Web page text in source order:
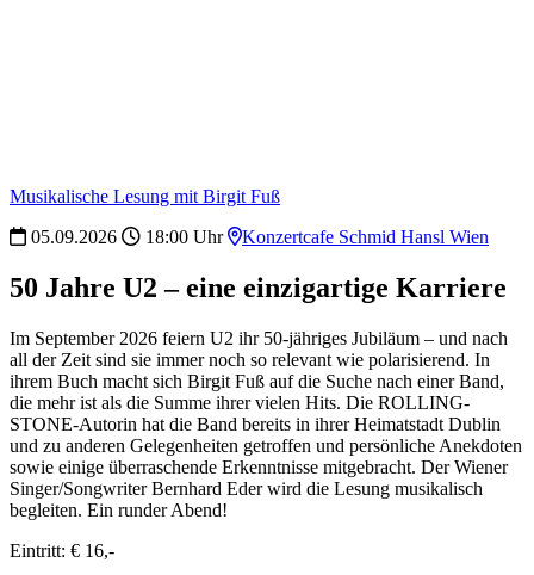
Musikalische Lesung mit Birgit Fuß
05.09.2026
18:00 Uhr Konzertcafe Schmid Hansl Wien
50 Jahre U2 – eine einzigartige Karriere
Im September 2026 feiern U2 ihr 50-jähriges Jubiläum – und nach
all der Zeit sind sie immer noch so relevant wie polarisierend. In
ihrem Buch macht sich Birgit Fuß auf die Suche nach einer Band,
die mehr ist als die Summe ihrer vielen Hits. Die ROLLING-
STONE-Autorin hat die Band bereits in ihrer Heimatstadt Dublin
und zu anderen Gelegenheiten getroffen und persönliche Anekdoten
sowie einige überraschende Erkenntnisse mitgebracht. Der Wiener
Singer/Songwriter Bernhard Eder wird die Lesung musikalisch
begleiten. Ein runder Abend!
Eintritt: € 16,-